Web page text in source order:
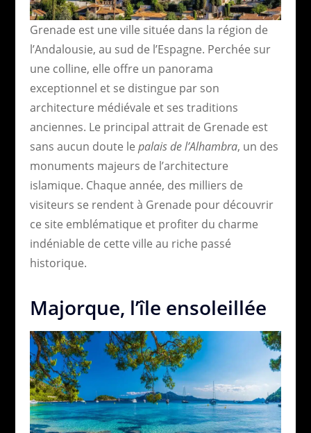
Grenade est une ville située dans la région de
l’Andalousie, au sud de l’Espagne. Perchée sur
une colline, elle offre un panorama
exceptionnel et se distingue par son
architecture médiévale et ses traditions
anciennes. Le principal attrait de Grenade est
sans aucun doute le palais de l’Alhambra, un des
monuments majeurs de l’architecture
islamique. Chaque année, des milliers de
visiteurs se rendent à Grenade pour découvrir
ce site emblématique et profiter du charme
indéniable de cette ville au riche passé
historique.
Majorque, l’île ensoleillée